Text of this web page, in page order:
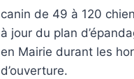
canin de 49 à 120
à jour du plan
en Mairie durant les
d’ouverture.